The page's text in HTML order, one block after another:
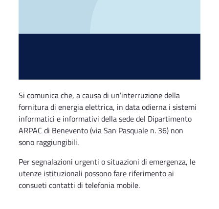
Si comunica che, a causa di un’interruzione della
fornitura di energia elettrica, in data odierna i sistemi
informatici e informativi della sede del Dipartimento
ARPAC di Benevento (via San Pasquale n. 36) non
sono raggiungibili.
Per segnalazioni urgenti o situazioni di emergenza, le
utenze istituzionali possono fare riferimento ai
consueti contatti di telefonia mobile.